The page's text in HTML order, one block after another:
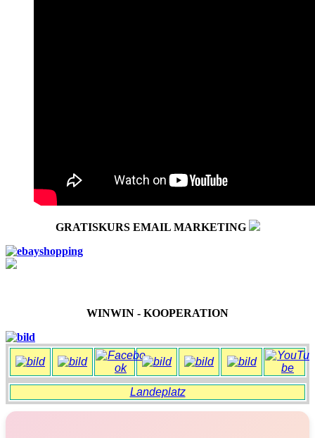
GRATISKURS EMAIL MARKETING
WINWIN - KOOPERATION
Landeplatz